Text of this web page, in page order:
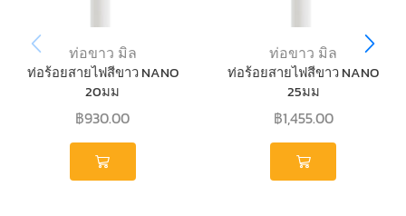
ท่อขาว มิล
ท่อร้อยสายไฟสีขาว NANO
20มม
฿930.00
ท่อขาว มิล
ท่อร้อยสายไฟสีขาว NANO
25มม
฿1,455.00